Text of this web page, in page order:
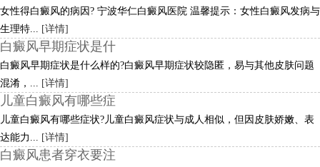
女性得白癜风的病因? 宁波华仁白癜风医院 温馨提示：女性白癜风发病与
生理特...
[详情]
白癜风早期症状是什
白癜风早期症状是什么样的?白癜风早期症状较隐匿，易与其他皮肤问题
混淆，...
[详情]
儿童白癜风有哪些症
儿童白癜风有哪些症状?儿童白癜风症状与成人相似，但因皮肤娇嫩、表
达能力...
[详情]
白癜风患者穿衣要注